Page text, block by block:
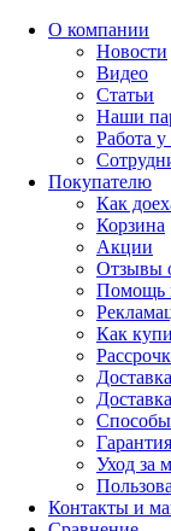
О компании
Новости
Видео
Статьи
Наши
Работа у
Покупателю
Как
Корзина
Акции
Отзывы
Помощь
Как
Гарантия
Уход за
Контакты и